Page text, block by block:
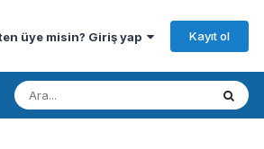
üye misin? Giriş yap Kayıt ol